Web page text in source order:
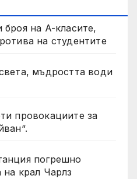
на A-класите,
на студентите
мъдростта води
провокациите за
погрешно
крал Чарлз